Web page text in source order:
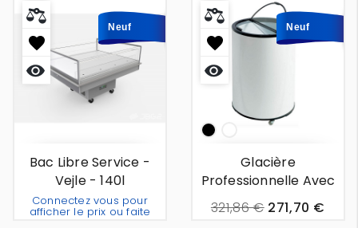
Neuf
Bac Libre Service -
Vejle - 140l
Connectez vous pour
afficher le prix ou faite
Neuf
noir
Glacière
Professionnelle Avec
Couvercle À
Charnière - Asse -
321,86 € 271,70 €